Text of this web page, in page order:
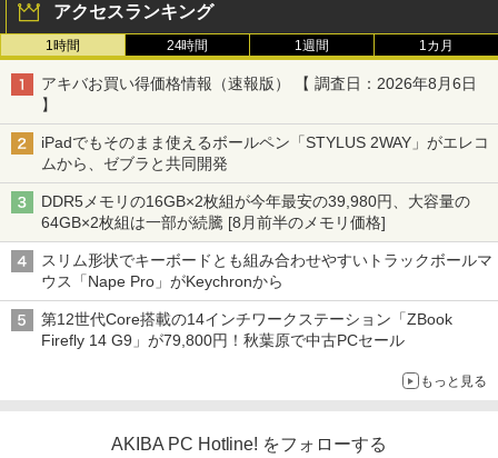
アクセスランキング
1時間 24時間 1週間 1カ月
アキバお買い得価格情報（速報版） 【 調査日：2026年8月6日
】
iPadでもそのまま使えるボールペン「STYLUS 2WAY」がエレコ
ムから、ゼブラと共同開発
DDR5メモリの16GB×2枚組が今年最安の39,980円、大容量の
64GB×2枚組は一部が続騰 [8月前半のメモリ価格]
スリム形状でキーボードとも組み合わせやすいトラックボールマ
ウス「Nape Pro」がKeychronから
第12世代Core搭載の14インチワークステーション「ZBook
Firefly 14 G9」が79,800円！秋葉原で中古PCセール
もっと見る
AKIBA PC Hotline! をフォローする